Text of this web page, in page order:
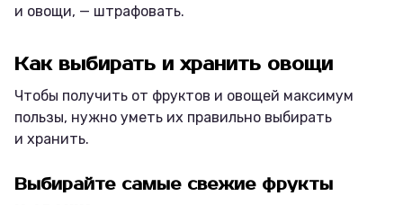
и овощи, — штрафовать.
Как выбирать и хранить овощи
Чтобы получить от фруктов и овощей максимум
пользы, нужно уметь их правильно выбирать
и хранить.
Выбирайте самые свежие фрукты